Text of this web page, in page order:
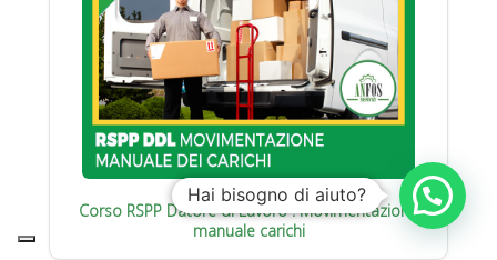
Corso RSPP Datore di Lavoro : Movimentazione
manuale carichi
Hai bisogno di aiuto?